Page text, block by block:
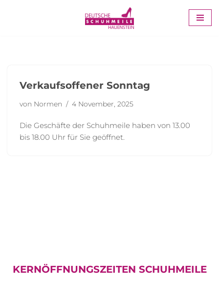
Verkaufsoffener Sonntag
von Normen 4 November, 2025
Die Geschäfte der Schuhmeile haben von 13.00
bis 18.00 Uhr für Sie geöffnet.
KERNÖFFNUNGSZEITEN SCHUHMEILE